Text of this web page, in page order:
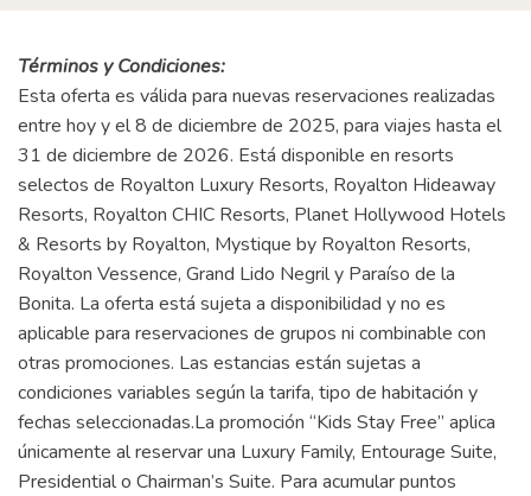
Términos y Condiciones:
Esta oferta es válida para nuevas reservaciones realizadas
entre hoy y el 8 de diciembre de 2025, para viajes hasta el
31 de diciembre de 2026. Está disponible en resorts
selectos de Royalton Luxury Resorts, Royalton Hideaway
Resorts, Royalton CHIC Resorts, Planet Hollywood Hotels
& Resorts by Royalton, Mystique by Royalton Resorts,
Royalton Vessence, Grand Lido Negril y Paraíso de la
Bonita. La oferta está sujeta a disponibilidad y no es
aplicable para reservaciones de grupos ni combinable con
otras promociones. Las estancias están sujetas a
condiciones variables según la tarifa, tipo de habitación y
fechas seleccionadas.La promoción “Kids Stay Free” aplica
únicamente al reservar una Luxury Family, Entourage Suite,
Presidential o Chairman’s Suite. Para acumular puntos